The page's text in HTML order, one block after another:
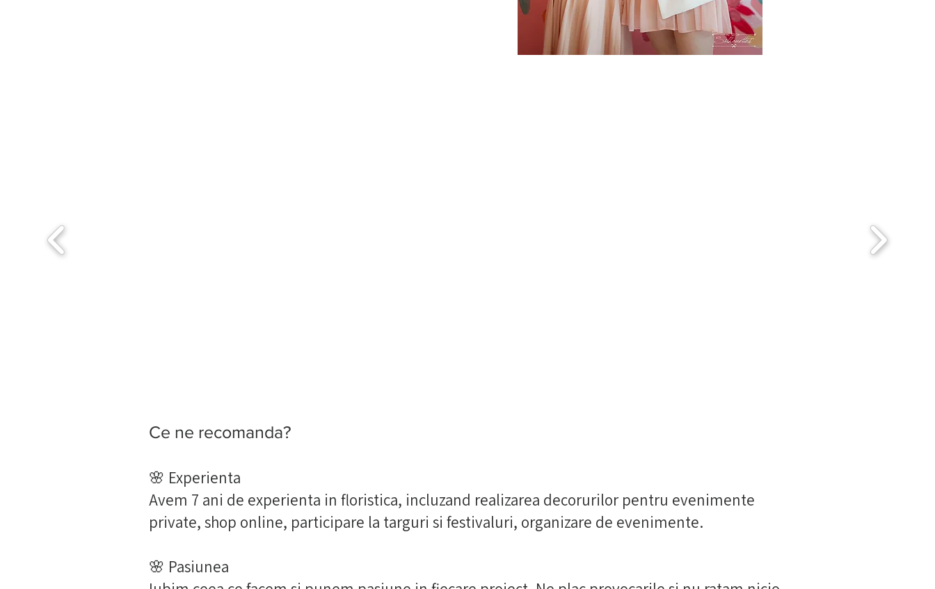
Ce ne recomanda?
🌸 Experienta
Avem 7 ani de experienta in floristica, incluzand realizarea decorurilor pentru evenimente
private, shop online, participare la targuri si festivaluri, organizare de evenimente.
🌸 Pasiunea